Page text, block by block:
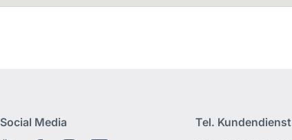
Social Media Tel. Kundendienst